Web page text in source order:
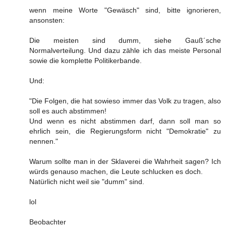
wenn meine Worte "Gewäsch" sind, bitte ignorieren,
ansonsten:
Die meisten sind dumm, siehe Gauß´sche
Normalverteilung. Und dazu zähle ich das meiste Personal
sowie die komplette Politikerbande.
Und:
"Die Folgen, die hat sowieso immer das Volk zu tragen, also
soll es auch abstimmen!
Und wenn es nicht abstimmen darf, dann soll man so
ehrlich sein, die Regierungsform nicht "Demokratie" zu
nennen."
Warum sollte man in der Sklaverei die Wahrheit sagen? Ich
würds genauso machen, die Leute schlucken es doch.
Natürlich nicht weil sie "dumm" sind.
lol
Beobachter